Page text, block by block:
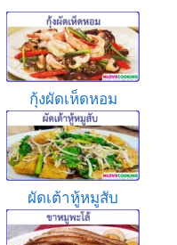
กุ้งผัดเห็ดหอม
ผัดเต้าหู้หมูสับ